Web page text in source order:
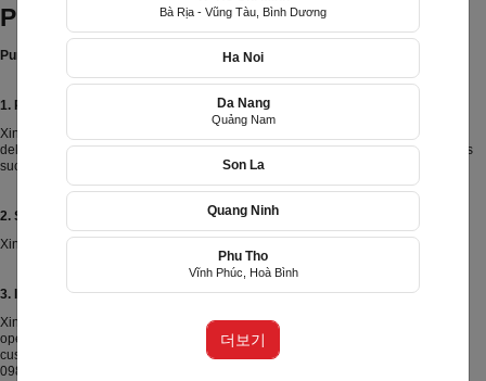
Privacy Policy
Purpose and scope of information collection:
1. Purpose and scope of information collection:
Xinh Tuoi Online stores customers’ personal information to display on the order,
delivery notes. We also use those as a database for online marketing campaigns
such as: launching new products, promotion…
2. Scope of information use:
Xinh Tuoi Online only uses customers’ personal information in our ecosystem.
3. Information retention time:
Xinh Tuoi Online stores customers’ personal information during our business
operations until customers request to remove information from our system. If
customers want to delete information permanently, please contact the hotline:
0989.963.908 for more support.
Bà Rịa - Vũng Tàu, Bình Dương
Ha Noi
Da Nang
Quảng Nam
Son La
Quang Ninh
Phu Tho
Vĩnh Phúc, Hoà Bình
더보기